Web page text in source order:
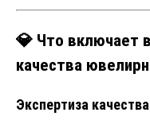
💎 Что включает
качества
Экспертиза